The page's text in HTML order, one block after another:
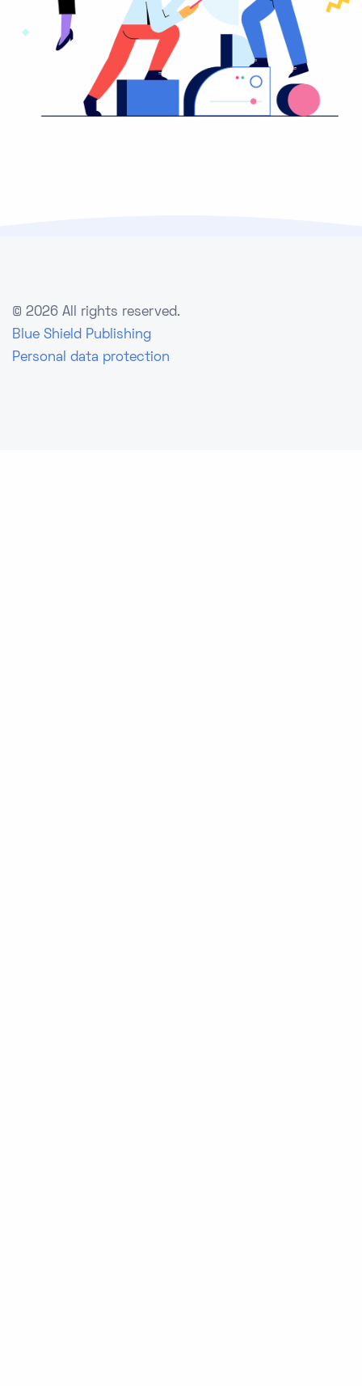
© 2026 All rights reserved.
Blue Shield Publishing
Personal data protection